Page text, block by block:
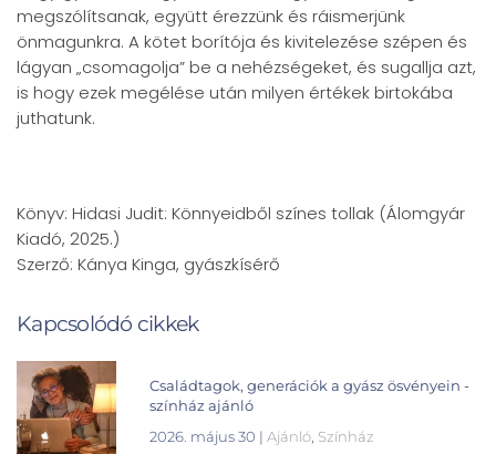
megszólítsanak, együtt érezzünk és ráismerjünk
önmagunkra. A kötet borítója és kivitelezése szépen és
lágyan „csomagolja” be a nehézségeket, és sugallja azt,
is hogy ezek megélése után milyen értékek birtokába
juthatunk.
Könyv: Hidasi Judit: Könnyeidből színes tollak (Álomgyár
Kiadó, 2025.)
Szerző: Kánya Kinga, gyászkísérő
Kapcsolódó cikkek
Családtagok, generációk a gyász ösvényein -
színház ajánló
2026. május 30 | Ajánló, Színház